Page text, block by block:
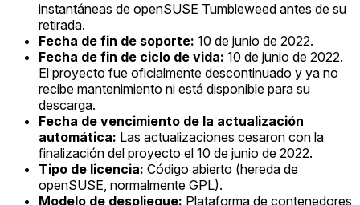
instantáneas de openSUSE Tumbleweed antes de su
retirada.
Fecha de fin de soporte: 10 de junio de 2022.
Fecha de fin de ciclo de vida: 10 de junio de 2022.
El proyecto fue oficialmente descontinuado y ya no
recibe mantenimiento ni está disponible para su
descarga.
Fecha de vencimiento de la actualización
automática: Las actualizaciones cesaron con la
finalización del proyecto el 10 de junio de 2022.
Tipo de licencia: Código abierto (hereda de
openSUSE, normalmente GPL).
Modelo de despliegue: Plataforma de contenedores